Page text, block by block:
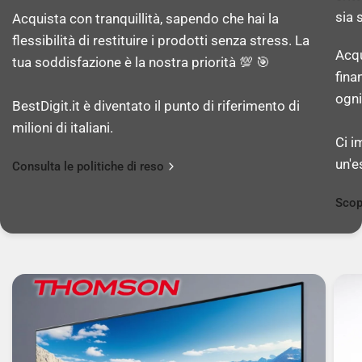
Modello del processore: A18 Pro
Core delle prestazioni: 2
Cores efficienti: 4
Modello coprocessore: Neural Engine
Core coprocessore: 16
Acquista con tranquillità, sapendo che hai la
flessibilità di restituire i prodotti senza stress. La
tua soddisfazione è la nostra priorità 💯 🎯
BestDigit.it è diventato il punto di riferimento di
milioni di italiani.
Consulta le politiche di reso
sia
Ci